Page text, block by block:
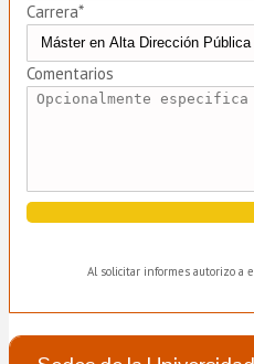
Carrera*
Comentarios
Al solicitar informes autorizo a